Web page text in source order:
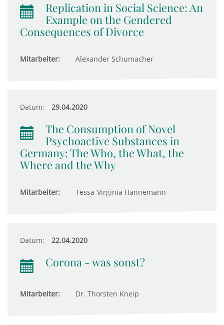
Replication in Social Science: An
Example on the Gendered
Consequences of Divorce
Mitarbeiter: Alexander Schumacher
Datum: 29.04.2020
The Consumption of Novel
Psychoactive Substances in
Germany: The Who, the What, the
Where and the Why
Mitarbeiter: Tessa-Virginia Hannemann
Datum: 22.04.2020
Corona - was sonst?
Mitarbeiter: Dr. Thorsten Kneip